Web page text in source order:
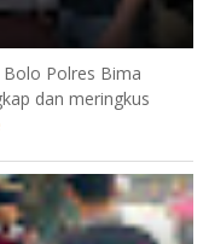
Polres Bima
dan meringkus